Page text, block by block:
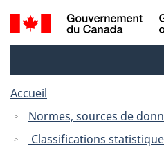
Recherche
et
Accueil
Normes, sources de
Classifications